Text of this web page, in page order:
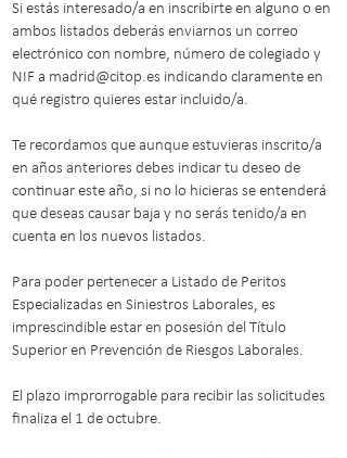
Si estás interesado/a en inscribirte en alguno o en
ambos listados deberás enviarnos un correo
electrónico con nombre, número de colegiado y
NIF a madrid@citop.es indicando claramente en
qué registro quieres estar incluido/a.
Te recordamos que aunque estuvieras inscrito/a
en años anteriores debes indicar tu deseo de
continuar este año, si no lo hicieras se entenderá
que deseas causar baja y no serás tenido/a en
cuenta en los nuevos listados.
Para poder pertenecer a Listado de Peritos
Especializadas en Siniestros Laborales, es
imprescindible estar en posesión del Título
Superior en Prevención de Riesgos Laborales.
El plazo improrrogable para recibir las solicitudes
finaliza el 1 de octubre.